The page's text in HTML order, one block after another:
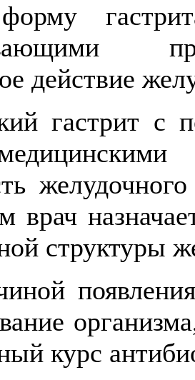
действие
гастрит с
врач
структуры
курс